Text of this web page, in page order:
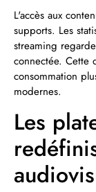
L'accès aux
supports. Les
streaming
connectée. Cette
consommation
modernes.
Les